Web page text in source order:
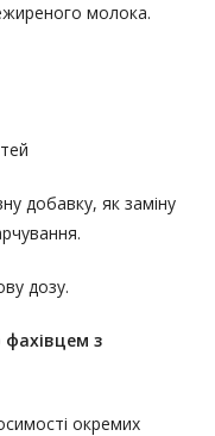
молока.
добавку, як заміну
дозу.
фахівцем з
окремих